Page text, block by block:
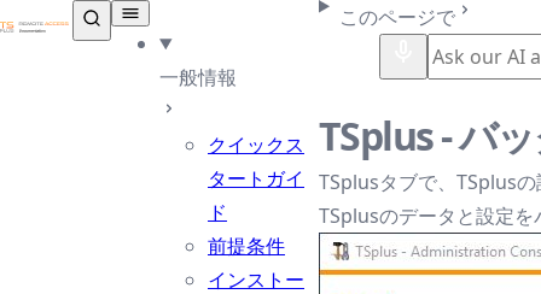
TSplus ドキュメンテーション ®
一般情報
クイックス
タートガイ
ド
前提条件
インストー
このページで
TSplus - バ
TSplusタブで、TSplus
TSplusのデータと設定